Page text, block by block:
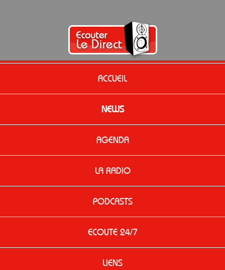
ACCUEIL
NEWS
AGENDA
LA RADIO
PODCASTS
ECOUTE 24/7
LIENS